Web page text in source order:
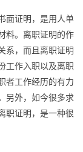
面证明，是用人单
料。离职证明的作
系，而且离职证明
工作入职以及离职
者工作经历的有力
另外，如今很多求
职证明，是一种很